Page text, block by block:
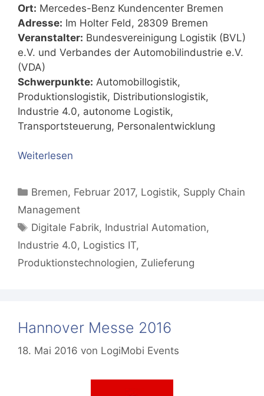
Ort: Mercedes-Benz Kundencenter Bremen
Adresse: Im Holter Feld, 28309 Bremen
Veranstalter: Bundesvereinigung Logistik (BVL)
e.V. und Verbandes der Automobilindustrie e.V.
(VDA)
Schwerpunkte: Automobillogistik,
Produktionslogistik, Distributionslogistik,
Industrie 4.0, autonome Logistik,
Transportsteuerung, Personalentwicklung
Weiterlesen
Kategorien
Bremen, Februar 2017, Logistik, Supply Chain
Management
Schlagwörter
Digitale Fabrik, Industrial Automation,
Industrie 4.0, Logistics IT,
Produktionstechnologien, Zulieferung
Hannover Messe 2016
18. Mai 2016 von LogiMobi Events